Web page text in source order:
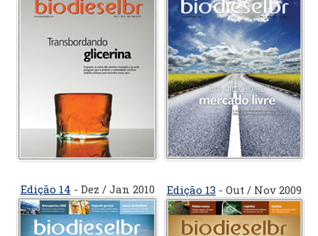
Edição 14 - Dez / Jan 2010 Edição 13 - Out / Nov 2009